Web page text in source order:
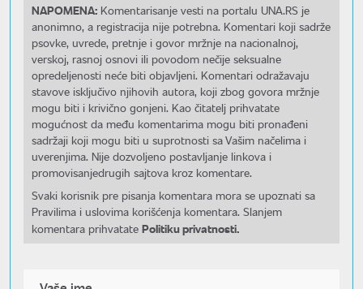
NAPOMENA: Komentarisanje vesti na portalu UNA.RS je
anonimno, a registracija nije potrebna. Komentari koji sadrže
psovke, uvrede, pretnje i govor mržnje na nacionalnoj,
verskoj, rasnoj osnovi ili povodom nečije seksualne
opredeljenosti neće biti objavljeni. Komentari odražavaju
stavove isključivo njihovih autora, koji zbog govora mržnje
mogu biti i krivično gonjeni. Kao čitatelj prihvatate
mogućnost da među komentarima mogu biti pronađeni
sadržaji koji mogu biti u suprotnosti sa Vašim načelima i
uverenjima. Nije dozvoljeno postavljanje linkova i
promovisanjedrugih sajtova kroz komentare.
Svaki korisnik pre pisanja komentara mora se upoznati sa
Pravilima i uslovima korišćenja komentara. Slanjem
komentara prihvatate Politiku privatnosti.